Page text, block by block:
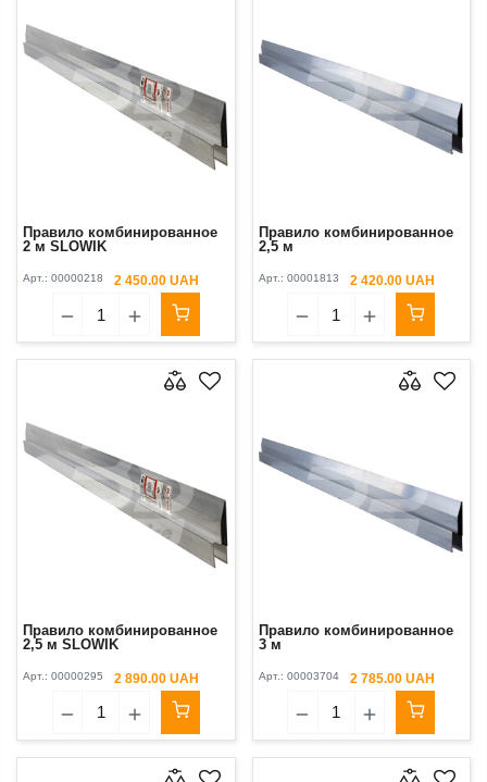
Правило комбинированное
2 м SLOWIK
Арт.: 00000218 2 450.00 UAH
Правило комбинированное
2,5 м
Арт.: 00001813 2 420.00 UAH
Правило комбинированное
2,5 м SLOWIK
Арт.: 00000295 2 890.00 UAH
Правило комбинированное
3 м
Арт.: 00003704 2 785.00 UAH